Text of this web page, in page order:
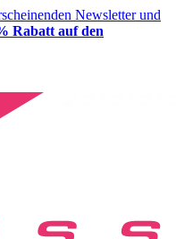
Newsletter und
Rabatt auf den